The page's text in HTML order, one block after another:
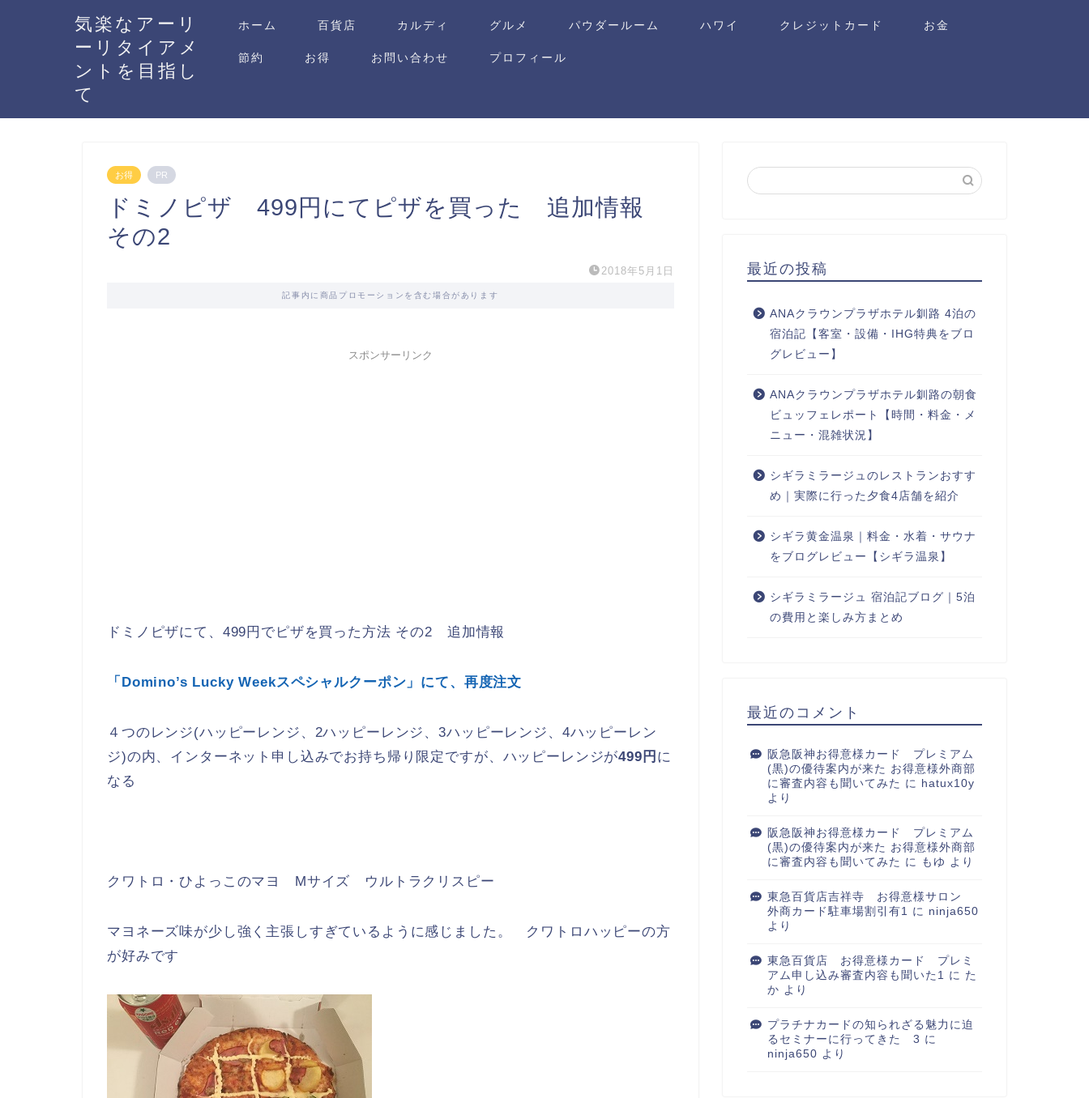
気楽なアーリ
ーリタイアメ
ントを目指し
て
ホーム 百貨店 カルディ グルメ パウダールーム ハワイ クレジットカード お金
節約 お得 お問い合わせ プロフィール
お得 PR
ドミノピザ 499円にてピザを買った 追加情報
その2
2018年5月1日
記事内に商品プロモーションを含む場合があります
スポンサーリンク
ドミノピザにて、499円でピザを買った方法 その2 追加情報
「Domino’s Lucky Weekスペシャルクーポン」にて、再度注文
４つのレンジ(ハッピーレンジ、2ハッピーレンジ、3ハッピーレンジ、4ハッピーレン
ジ)の内、インターネット申し込みでお持ち帰り限定ですが、ハッピーレンジが499円 に
なる
クワトロ・ひよっこのマヨ Mサイズ ウルトラクリスピー
マヨネーズ味が少し強く主張しすぎているように感じました。 クワトロハッピーの方
が好みです
最近の投稿
ANAクラウンプラザホテル釧路 4泊の
宿泊記【客室・設備・IHG特典をブロ
グレビュー】
ANAクラウンプラザホテル釧路の朝食
ビュッフェレポート【時間・料金・メ
ニュー・混雑状況】
シギラミラージュのレストランおすす
め｜実際に行った夕食4店舗を紹介
シギラ黄金温泉｜料金・水着・サウナ
をブログレビュー【シギラ温泉】
シギラミラージュ 宿泊記ブログ｜5泊
の費用と楽しみ方まとめ
最近のコメント
阪急阪神お得意様カード プレミアム
(黒)の優待案内が来た お得意様外商部
に審査内容も聞いてみた に hatux10y
より
阪急阪神お得意様カード プレミアム
(黒)の優待案内が来た お得意様外商部
に審査内容も聞いてみた に もゆ より
東急百貨店吉祥寺 お得意様サロン
外商カード駐車場割引有1 に ninja650
より
東急百貨店 お得意様カード プレミ
アム申し込み審査内容も聞いた1 に た
か より
プラチナカードの知られざる魅力に迫
るセミナーに行ってきた 3 に
ninja650 より